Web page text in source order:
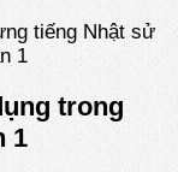
tiếng Nhật sử
1
trong
1